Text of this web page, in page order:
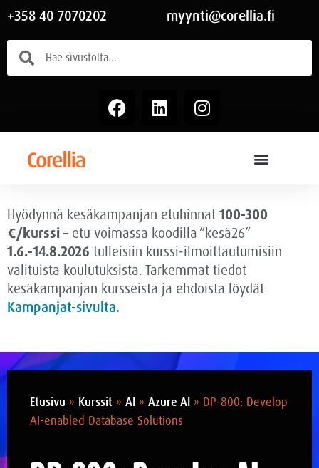
+358 40 7070202 myynti@corellia.fi
Hyödynnä kesäkampanjan etuhinnat 100-300
€/kurssi – etu voimassa koodilla ”kesä26”
1.6.-14.8.2026 tulleisiin kurssi-ilmoittautumisiin
valituista koulutuksista. Tarkemmat tiedot
kesäkampanjan kursseista ja ehdoista löydät
Kampanjat-sivulta.
Etusivu » Kurssit » AI » Azure AI » DP-800: Develop
AI-enabled Database Solutions